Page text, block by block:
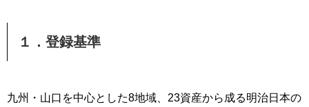
１．登録基準
九州・山口を中心とした8地域、23資産から成る明治日本の